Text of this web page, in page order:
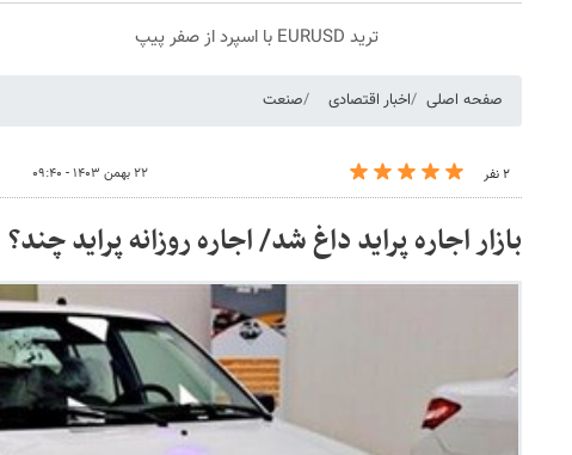
ترید EURUSD با اسپرد از صفر پیپ
صفحه اصلی اخبار اقتصادی صنعت
۲ نفر ۲۲ بهمن ۱۴۰۳ - ۰۹:۴۰
بازار اجاره پراید داغ شد/ اجاره روزانه پراید چند؟